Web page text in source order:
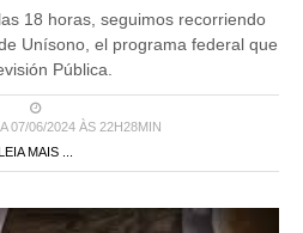
18 horas, seguimos recorriendo
Unísono, el programa federal que
Pública.
07/06/2024 ÀS 22H28MIN
MAIS ...